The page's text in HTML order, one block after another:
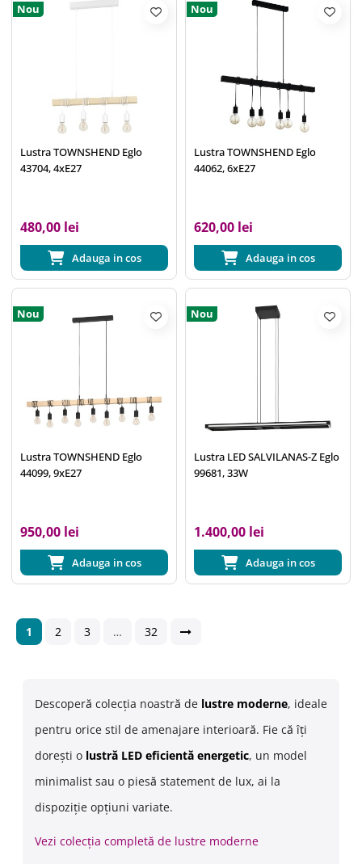
Nou
Lustra TOWNSHEND Eglo
43704, 4xE27
480,00 lei
Adauga in cos
Nou
Lustra TOWNSHEND Eglo
44062, 6xE27
620,00 lei
Adauga in cos
Nou
Lustra TOWNSHEND Eglo
44099, 9xE27
950,00 lei
Adauga in cos
Nou
Lustra LED SALVILANAS-Z Eglo
99681, 33W
1.400,00 lei
Adauga in cos
1 2 3 … 32
Descoperă colecția noastră de lustre moderne, ideale
pentru orice stil de amenajare interioară. Fie că îți
dorești o lustră LED eficientă energetic, un model
minimalist sau o piesă statement de lux, ai la
dispoziție opțiuni variate.
Vezi colecția completă de lustre moderne